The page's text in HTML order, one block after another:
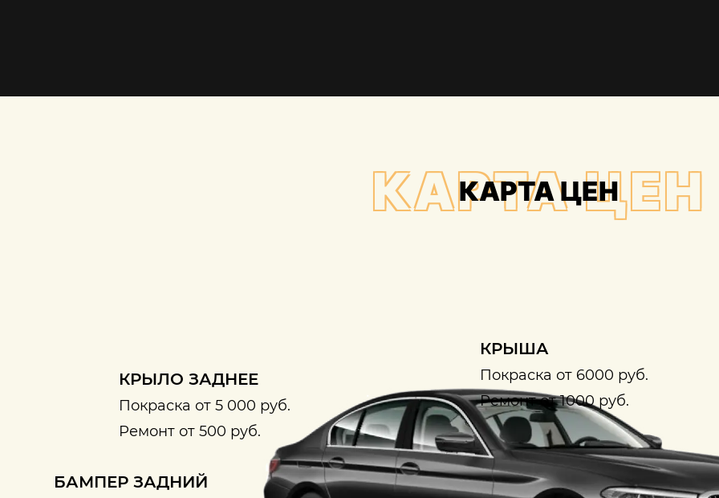
КАРТА ЦЕН
КАРТА ЦЕН
КРЫША
Покраска от 6000 руб.
Ремонт от 1000 руб.
КРЫЛО ЗАДНЕЕ
Покраска от 5 000 руб.
Ремонт от 500 руб.
БАМПЕР ЗАДНИЙ